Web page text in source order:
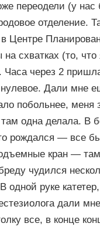
переодели (у
отделение.
Центре
схватках (то, что
через 2
Дали мне
побольнее, меня
одна делала. В
рождался — все
кран —
чудился
одной руке
дали
все, в конце